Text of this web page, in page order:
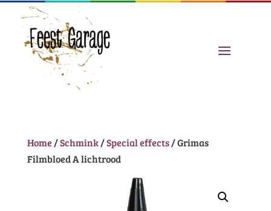
Home /Schmink/Special effects/ Grimas
Filmbloed A lichtrood